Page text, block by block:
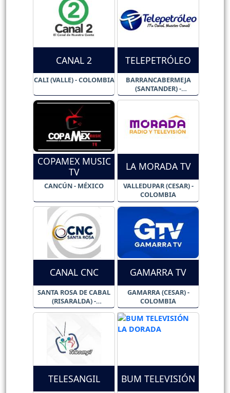
CANAL 2
CALI (VALLE) - COLOMBIA
TELEPETRÓLEO
BARRANCABERMEJA
(SANTANDER) -
COLOMBIA
COPAMEX MUSIC
TV
CANCÚN - MÉXICO
LA MORADA TV
VALLEDUPAR (CESAR) -
COLOMBIA
CANAL CNC
SANTA ROSA DE CABAL
(RISARALDA) -
COLOMBIA
GAMARRA TV
GAMARRA (CESAR) -
COLOMBIA
TELESANGIL BUM TELEVISIÓN